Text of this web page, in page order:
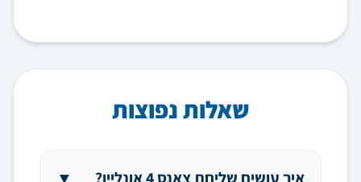
שאלות נפוצות